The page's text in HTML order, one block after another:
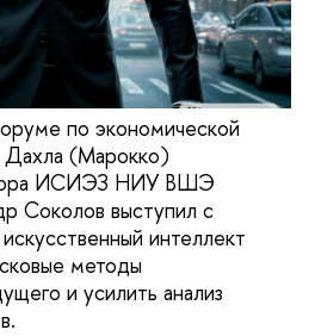
по экономической
Дахла (Марокко)
ИСИЭЗ НИУ ВШЭ
Соколов выступил с
интеллект
методы
и усилить анализ